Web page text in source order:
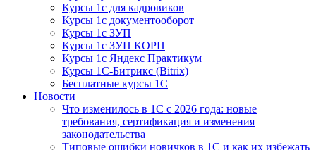
Курсы 1с для кадровиков
Курсы 1с документооборот
Курсы 1с ЗУП
Курсы 1с ЗУП КОРП
Курсы 1с Яндекс Практикум
Курсы 1С-Битрикс (Bitrix)
Бесплатные курсы 1С
Новости
Что изменилось в 1С с 2026 года: новые
требования, сертификация и изменения
законодательства
Типовые ошибки новичков в 1С и как их избежать